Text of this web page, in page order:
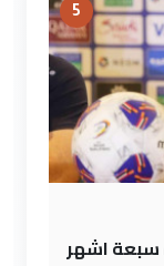
5
سبعة اشهر